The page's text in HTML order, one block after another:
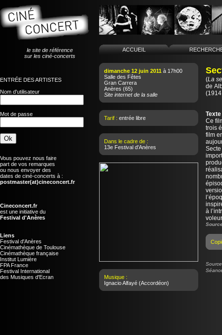
le site de référence
sur les ciné-concerts
ENTRÉE DES ARTISTES
Nom d'utilisateur
Mot de passe
Vous pouvez nous faire
part de vos remarques
ou nous envoyer des
dates de ciné-concerts à :
postmaster(at)cineconcert.fr
Cineconcert.fr
est une initiative du
Festival d'Anères
Liens
Festival d'Anères
Cinémathèque de Toulouse
Cinémathèque française
Institut Lumière
FPA France
Festival International
des Musiques d'Ecran
ACCUEIL
dimanche 12 juin 2011 à 17h00
Salle des Fêtes
Gran Carrera
Anères (65)
Site internet de la salle
Tarif : entrée libre
Dans le cadre de :
13e Festival d'Anères
Musique :
Ignacio Alfayé (Accordéon)
(La
de
Ce
trois
film
à